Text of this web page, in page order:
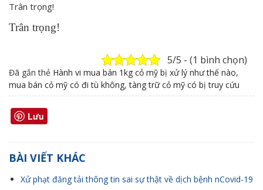
Trân trọng!
Trân trọng!
5/5 - (1 bình chọn)
Đã gắn thẻ Hành vi mua bán 1kg cỏ mỹ bị xử lý như thế nào,
mua bán cỏ mỹ có đi tù không,tàng trữ cỏ mỹ có bị truy cứu
Lưu
BÀI VIẾT KHÁC
Xử phạt đăng tải thông tin sai sự thật về dịch bệnh nCovid-19